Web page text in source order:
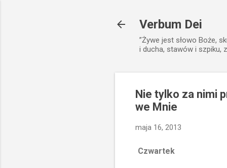
Verbum Dei
”Żywe jest słowo Boże,
i ducha, stawów i szpiku,
Nie tylko za nimi
we Mnie
maja 16, 2013
Czwartek